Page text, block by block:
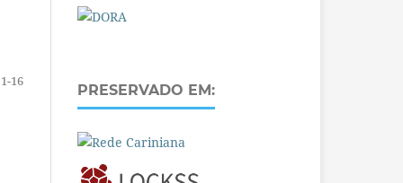
1-16
PRESERVADO EM: